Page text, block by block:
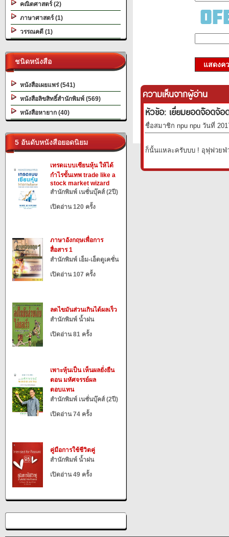
คณิตศาสตร์ (2)
ภาษาศาสตร์ (1)
วรรณคดี (1)
ชนิดหนังสือ
หนังสือเผยแพร่ (541)
หนังสือลิขสิทธิ์สำนักพิมพ์ (569)
หนังสือหายาก (40)
5 อันดับหนังสือยอดนิยม
เทรดแบบเซียนหุ้น ให้ได้
กำไรขั้นเทพ trade like a
stock market wizard
สำนักพิมพ์ เนชั่นบุ๊คส์ (2ปี)
เปิดอ่าน 120 ครั้ง
ภาษาอังกฤษเพื่อการ
สื่อสาร 1
สำนักพิมพ์ เอ็ม-เอ็ดดูเคชั่น
เปิดอ่าน 107 ครั้ง
ลดไขมันส่วนเกินได้ผลเร็ว
สำนักพิมพ์ น้ำฝน
เปิดอ่าน 81 ครั้ง
เพาะหุ้นเป็น เห็นผลยั่งยืน
ตอน มหัศจรรย์ผล
ตอบแทน
สำนักพิมพ์ เนชั่นบุ๊คส์ (2ปี)
เปิดอ่าน 74 ครั้ง
คู่มือการใช้ชีวิตคู่
สำนักพิมพ์ น้ำฝน
เปิดอ่าน 49 ครั้ง
แสดงค
ความเห็นจากผู้อ่าน
หัวข้อ: เยื่ยมยอดจ๊อดจ้อ
ชื่อสมาชิก npu npu วันที่
ก็นั้นเเหละครับบบ ! อุฟุฟวย